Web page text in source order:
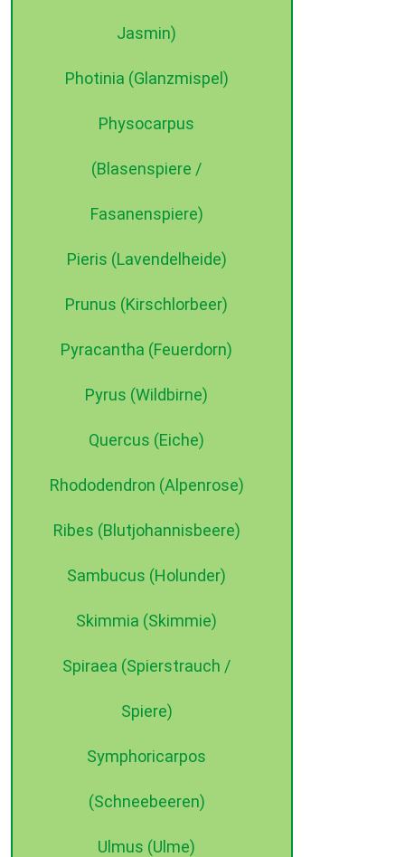
Jasmin)
Photinia (Glanzmispel)
Physocarpus
(Blasenspiere /
Fasanenspiere)
Pieris (Lavendelheide)
Prunus (Kirschlorbeer)
Pyracantha (Feuerdorn)
Pyrus (Wildbirne)
Quercus (Eiche)
Rhododendron (Alpenrose)
Ribes (Blutjohannisbeere)
Sambucus (Holunder)
Skimmia (Skimmie)
Spiraea (Spierstrauch /
Spiere)
Symphoricarpos
(Schneebeeren)
Ulmus (Ulme)